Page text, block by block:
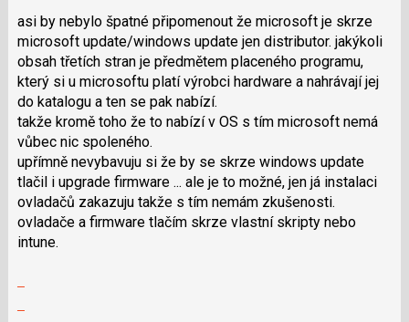
použít
i
klávesy
N
pro
následující
a
P
pro
předchozí
nový
názor
asi by nebylo špatné připomenout že microsoft je skrze
microsoft update/windows update jen distributor. jakýkoli
obsah třetích stran je předmětem placeného programu,
který si u microsoftu platí výrobci hardware a nahrávají jej
do katalogu a ten se pak nabízí.
takže kromě toho že to nabízí v OS s tím microsoft nemá
vůbec nic spoleného.
upřímně nevybavuju si že by se skrze windows update
tlačil i upgrade firmware ... ale je to možné, jen já instalaci
ovladačů zakazuju takže s tím nemám zkušenosti.
ovladače a firmware tlačím skrze vlastní skripty nebo
intune.